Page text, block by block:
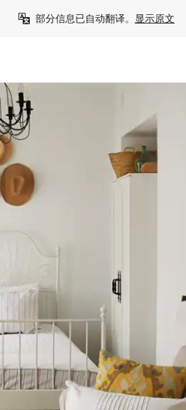
部分信息已自动翻译。 显示原文
。